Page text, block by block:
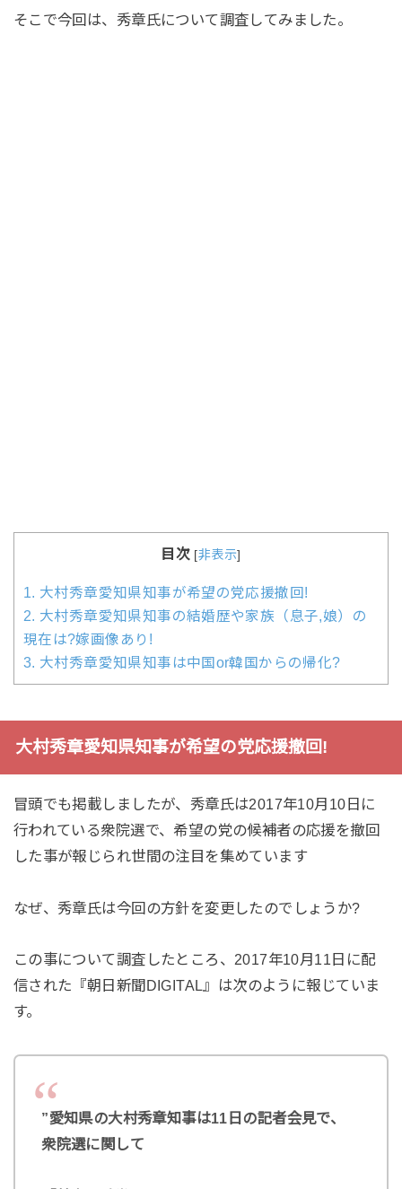
そこで今回は、秀章氏について調査してみました。
目次 [非表示]
1. 大村秀章愛知県知事が希望の党応援撤回!
2. 大村秀章愛知県知事の結婚歴や家族（息子,娘）の
現在は?嫁画像あり!
3. 大村秀章愛知県知事は中国or韓国からの帰化?
大村秀章愛知県知事が希望の党応援撤回!
冒頭でも掲載しましたが、秀章氏は2017年10月10日に
行われている衆院選で、希望の党の候補者の応援を撤回
した事が報じられ世間の注目を集めています
なぜ、秀章氏は今回の方針を変更したのでしょうか?
この事について調査したところ、2017年10月11日に配
信された『朝日新聞DIGITAL』は次のように報じていま
す。
”愛知県の大村秀章知事は11日の記者会見で、
衆院選に関して